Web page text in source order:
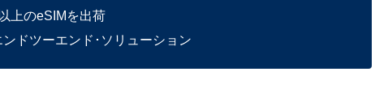
上のeSIMを出荷
ドツーエンド･ソリューション